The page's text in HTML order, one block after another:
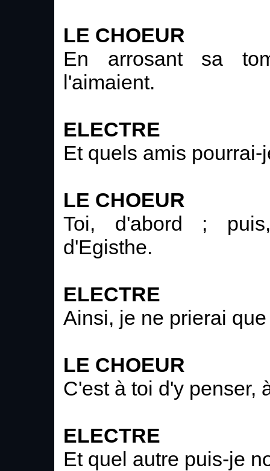
LE CHOEUR
En arrosant sa
l'aimaient.
ELECTRE
Et quels amis
LE CHOEUR
Toi, d'abord ;
d'Egisthe.
ELECTRE
Ainsi, je ne prierai
LE CHOEUR
C'est à toi d'y penser,
ELECTRE
Et quel autre puis-je